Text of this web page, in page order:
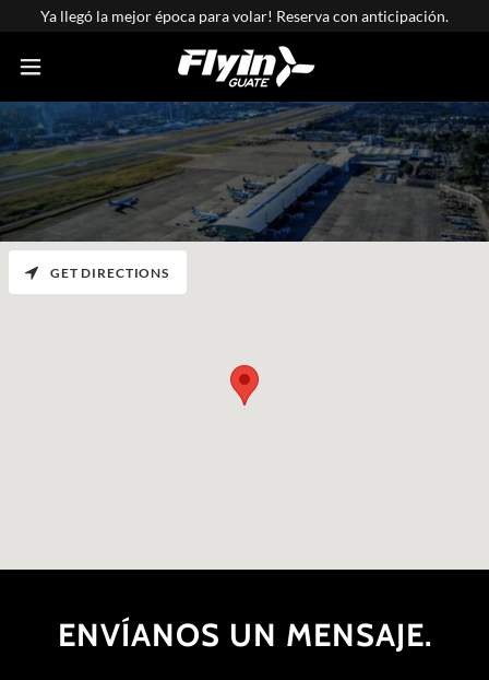
Ya llegó la mejor época para volar! Reserva con anticipación.
ENVÍANOS UN MENSAJE.
GET DIRECTIONS